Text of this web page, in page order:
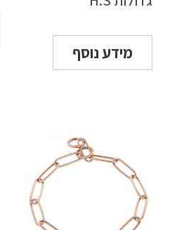
מידע נוסף